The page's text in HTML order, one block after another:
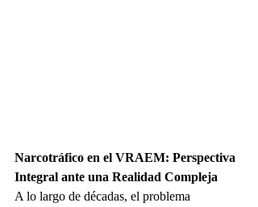
Narcotráfico en el VRAEM: Perspectiva
Integral ante una Realidad Compleja
A lo largo de décadas, el problema